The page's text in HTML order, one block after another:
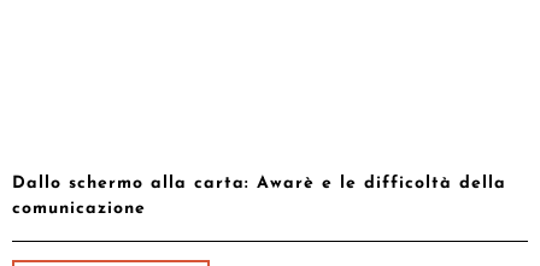
Dallo schermo alla carta: Awarè e le difficoltà della
comunicazione